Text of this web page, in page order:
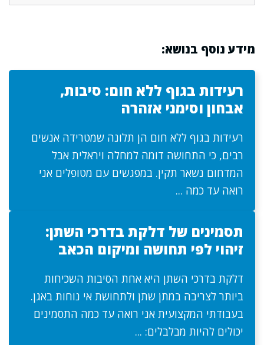
מידע נוסף בנושא:
רעידות בגוף ללא חום: סיבות,
אבחון וסימני אזהרה
רעידות בגוף ללא חום הן תלונה שמטרידה אנשים
רבים, כי התחושה דומה למחלה ויראלית אבל
המדחום נשאר תקין. במפגשים עם מטופלים אני
רואה עד כמה ...
תסמינים של דלקת בדרכי השתן:
זיהוי לפי תחושה ומיקום הכאב
דלקת בדרכי השתן היא אחת הסיבות השכיחות
ביותר לצריבה במתן שתן ולתחושת אי נוחות באגן.
בעבודתי המקצועית אני רואה עד כמה התסמינים
יכולים להיות מבלבלים: ...